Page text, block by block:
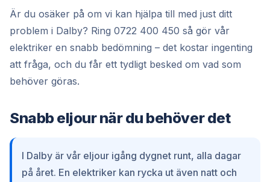
Är du osäker på om vi kan hjälpa till med just ditt
problem i Dalby? Ring 0722 400 450 så gör vår
elektriker en snabb bedömning – det kostar ingenting
att fråga, och du får ett tydligt besked om vad som
behöver göras.
Snabb eljour när du behöver det
I Dalby är vår eljour igång dygnet runt, alla dagar
på året. En elektriker kan rycka ut även natt och